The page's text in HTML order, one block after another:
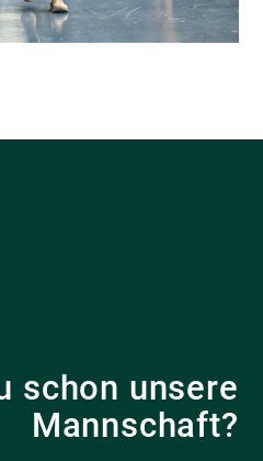
schon unsere
Mannschaft?